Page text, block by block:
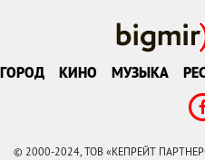
ГОРОД КИНО МУЗЫКА
© 2000-2024, ТОВ «КЕПРЕЙТ